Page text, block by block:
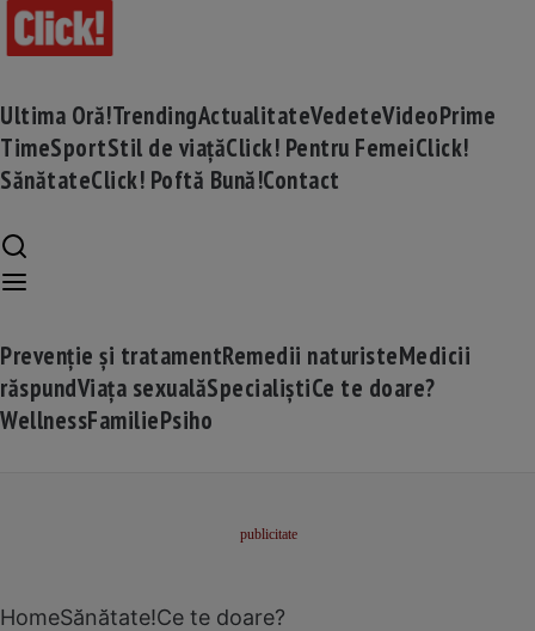
Ultima Oră!TrendingActualitateVedeteVideoPrime
TimeSportStil de viațăClick! Pentru FemeiClick!
SănătateClick! Poftă Bună!Contact
Prevenție și tratamentRemedii naturisteMedicii
răspundViața sexualăSpecialiștiCe te doare?
WellnessFamiliePsiho
HomeSănătate!Ce te doare?